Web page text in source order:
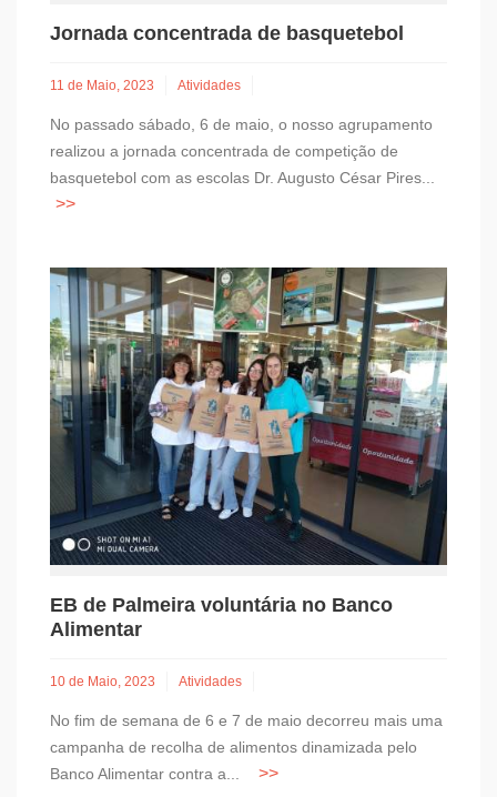
Jornada concentrada de basquetebol
11 de Maio, 2023 Atividades
No passado sábado, 6 de maio, o nosso agrupamento
realizou a jornada concentrada de competição de
basquetebol com as escolas Dr. Augusto César Pires...
EB de Palmeira voluntária no Banco
Alimentar
10 de Maio, 2023 Atividades
No fim de semana de 6 e 7 de maio decorreu mais uma
campanha de recolha de alimentos dinamizada pelo
Banco Alimentar contra a...